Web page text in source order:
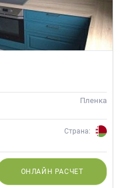
Пленка
Страна:
ОНЛАЙН РАСЧЕТ